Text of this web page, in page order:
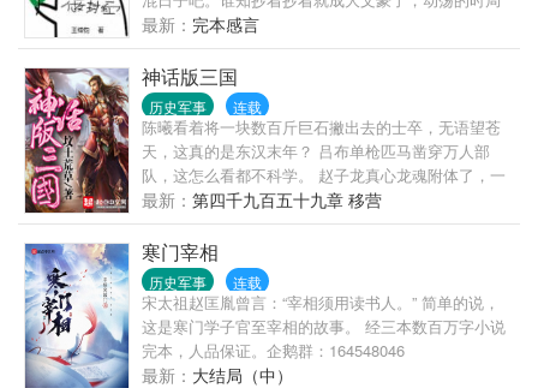
无人知晓，你的功勋永垂不朽……” 他的故事从1936年
的初春开始…… 企鹅群号：78697817
推着周赫煊不断向前。有人崇拜他，有人仇视他，还
有人想杀他，欲除之而后快。京派海派、郭鲁骂战、
西南联大……哦，对了，还有太太的客厅，林徽因先
生你好。
最新： 完本感言
神话版三国
历史军事 连载
陈曦看着将一块数百斤巨石撇出去的士卒，无语望苍
天，这真的是东汉末年？ 吕布单枪匹马凿穿万人部
队，这怎么看都不科学。 赵子龙真心龙魂附体了，一
剑断山，这真的是人？ 典韦单人护着曹操杀出敌营，
顺手宰了对面数千步骑，这战斗力爆表了吧！ 这是不
是哪里有些不对啊，陈曦顺手摸了一把鹅毛扇挥了一
下，狂风大作，叹了一口气，“这是神话吧，我自己都
不正常了。”
最新： 第四千九百五十九章 移营
寒门宰相
历史军事 连载
宋太祖赵匡胤曾言：“宰相须用读书人。” 简单的说，
这是寒门学子官至宰相的故事。 经三本数百万字小说
完本，人品保证。企鹅群：164548046
最新： 大结局（中）